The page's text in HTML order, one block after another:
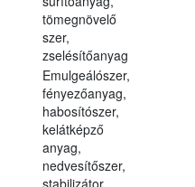
tömegnövelő
szer,
zselésítőanyag
Emulgeálószer,
fényezőanyag,
habosítószer,
kelátképző
anyag,
nedvesítőszer,
stabilizátor,